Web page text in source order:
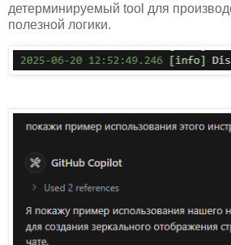
детерминируемый tool для
полезной логики.